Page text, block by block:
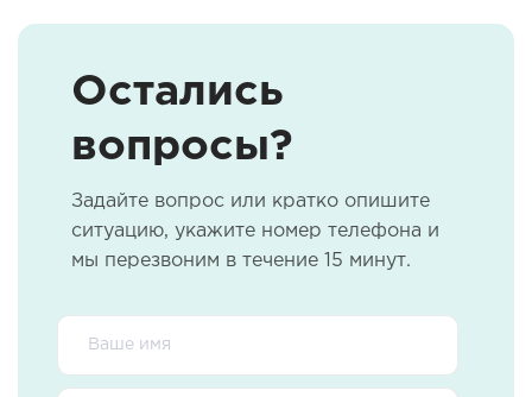
Остались
вопросы?
Задайте вопрос или кратко опишите
ситуацию, укажите номер телефона и
мы перезвоним в течение 15 минут.